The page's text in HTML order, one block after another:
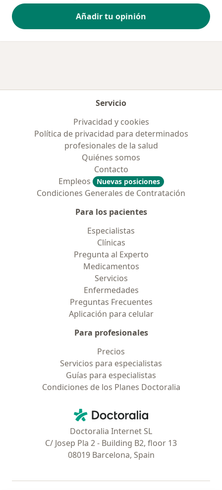
Añadir tu opinión
Servicio
Privacidad y cookies
Política de privacidad para determinados
profesionales de la salud
Quiénes somos
Contacto
Empleos
Nuevas posiciones
Condiciones Generales de Contratación
Para los pacientes
Especialistas
Clínicas
Pregunta al Experto
Medicamentos
Servicios
Enfermedades
Preguntas Frecuentes
Aplicación para celular
Para profesionales
Precios
Servicios para especialistas
Guías para especialistas
Condiciones de los Planes Doctoralia
Doctoralia - Página de inicio
Doctoralia Internet SL
C/ Josep Pla 2 - Building B2, floor 13
08019 Barcelona, Spain